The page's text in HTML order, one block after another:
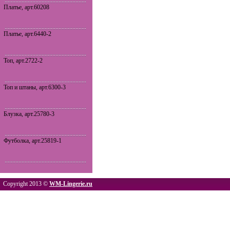
Платье, арт.60208
Платье, арт.6440-2
Топ, арт.2722-2
Топ и штаны, арт.6300-3
Блузка, арт.25780-3
Футболка, арт.25819-1
Copyright 2013 © WM-Lingerie.ru